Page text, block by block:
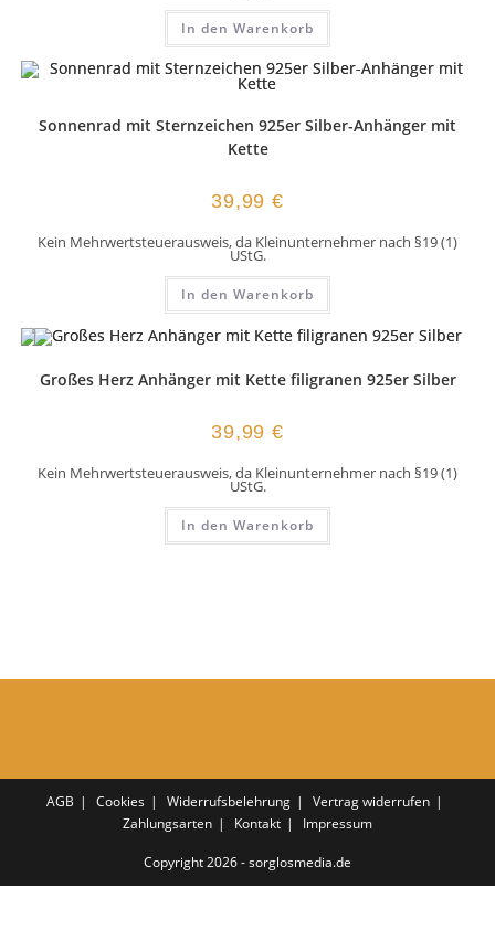
In den Warenkorb
Sonnenrad mit Sternzeichen 925er Silber-Anhänger mit
Kette
39,99€
Kein Mehrwertsteuerausweis, da Kleinunternehmer nach §19 (1)
UStG.
In den Warenkorb
Großes Herz Anhänger mit Kette filigranen 925er Silber
39,99€
Kein Mehrwertsteuerausweis, da Kleinunternehmer nach §19 (1)
UStG.
In den Warenkorb
AGB Cookies Widerrufsbelehrung
Vertrag widerrufen
Zahlungsarten
Kontakt Impressum
Copyright 2026 - sorglosmedia.de